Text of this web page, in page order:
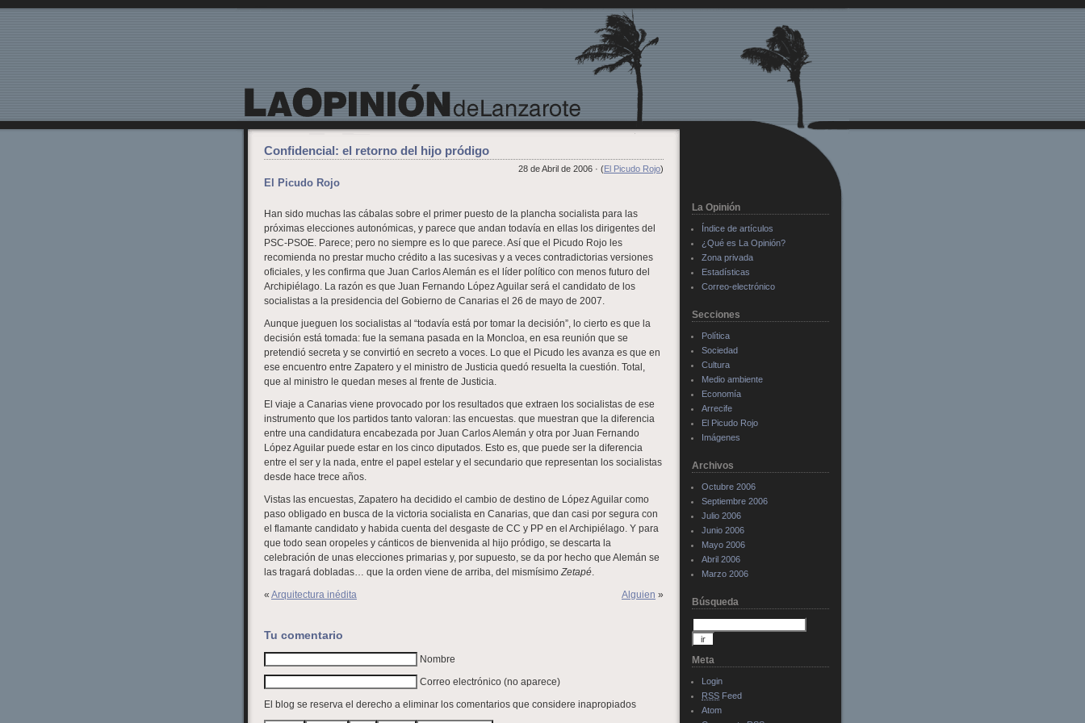
Confidencial: el retorno del hijo pródigo
28 de Abril de 2006 · (El Picudo Rojo)
El Picudo Rojo
Han sido muchas las cábalas sobre el primer puesto de la plancha socialista para las
próximas elecciones autonómicas, y parece que andan todavía en ellas los dirigentes del
PSC-PSOE. Parece; pero no siempre es lo que parece. Así que el Picudo Rojo les
recomienda no prestar mucho crédito a las sucesivas y a veces contradictorias versiones
oficiales, y les confirma que Juan Carlos Alemán es el líder político con menos futuro del
Archipiélago. La razón es que Juan Fernando López Aguilar será el candidato de los
socialistas a la presidencia del Gobierno de Canarias el 26 de mayo de 2007.
Aunque jueguen los socialistas al “todavía está por tomar la decisión”, lo cierto es que la
decisión está tomada: fue la semana pasada en la Moncloa, en esa reunión que se
pretendió secreta y se convirtió en secreto a voces. Lo que el Picudo les avanza es que en
ese encuentro entre Zapatero y el ministro de Justicia quedó resuelta la cuestión. Total,
que al ministro le quedan meses al frente de Justicia.
El viaje a Canarias viene provocado por los resultados que extraen los socialistas de ese
instrumento que los partidos tanto valoran: las encuestas. que muestran que la diferencia
entre una candidatura encabezada por Juan Carlos Alemán y otra por Juan Fernando
López Aguilar puede estar en los cinco diputados. Esto es, que puede ser la diferencia
entre el ser y la nada, entre el papel estelar y el secundario que representan los socialistas
desde hace trece años.
Vistas las encuestas, Zapatero ha decidido el cambio de destino de López Aguilar como
paso obligado en busca de la victoria socialista en Canarias, que dan casi por segura con
el flamante candidato y habida cuenta del desgaste de CC y PP en el Archipiélago. Y para
que todo sean oropeles y cánticos de bienvenida al hijo pródigo, se descarta la
celebración de unas elecciones primarias y, por supuesto, se da por hecho que Alemán se
las tragará dobladas… que la orden viene de arriba, del mismísimo Zetapé
« Arquitectura inédita Alguien »
Tu comentario
Nombre
Correo electrónico (no aparece)
El blog se reserva el derecho a eliminar los comentarios que considere inapropiados
La Opinión
Índice de artículos
¿Qué es La Opinión?
Zona privada
Estadísticas
Correo-electrónico
Secciones
Política
Sociedad
Cultura
Medio ambiente
Economía
Arrecife
El Picudo Rojo
Imágenes
Archivos
Octubre 2006
Septiembre 2006
Julio 2006
Junio 2006
Mayo 2006
Abril 2006
Marzo 2006
Búsqueda
Meta
Login
RSS Feed
Atom